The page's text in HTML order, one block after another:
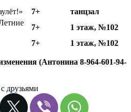
7+
танцзал
7+
1 этаж, №102
7+ 1 этаж, №102
(Антонина 8-964-601-94-
друзьями